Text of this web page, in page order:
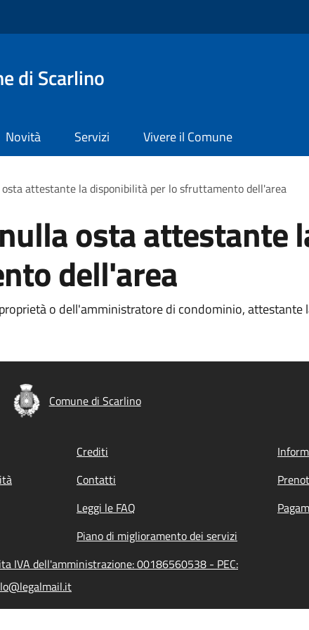
di Scarlino
Novità Servizi Vivere il Comune
osta attestante la disponibilità per lo sfruttamento dell'area
osta attestante
dell'area
o dell'amministratore di condominio,
Comune di Scarlino
Crediti
Contatti
Leggi le FAQ
Piano di miglioramento dei servizi
IVA dell'amministrazione: 00186560538 - PEC: